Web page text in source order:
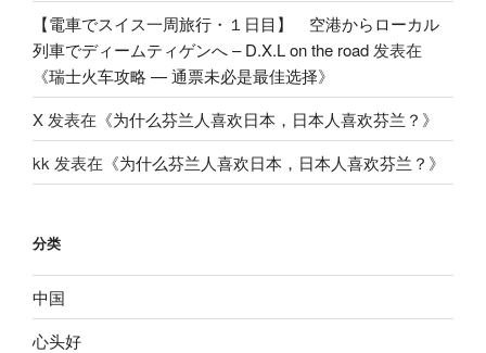
【電車でスイス一周旅行・１日目】 空港からローカル
列車でディームティゲンへ – D.X.L on the road 发表在
《瑞士火车攻略 — 通票未必是最佳选择》
X 发表在《为什么芬兰人喜欢日本，日本人喜欢芬兰？ 》
kk 发表在《为什么芬兰人喜欢日本，日本人喜欢芬兰？ 》
分类
中国
心头好